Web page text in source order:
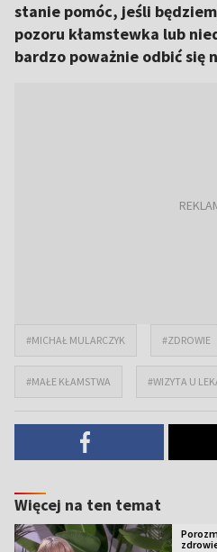
stanie pomóc, jeśli
pozoru kłamstewka lub
bardzo poważnie odbić się
#MICHAŁ MULARCZYK #ZDROWIE
#MAŁE KŁAMSTWA #WIZYTA U
Więcej na ten temat